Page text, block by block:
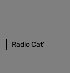
Radio Cat'